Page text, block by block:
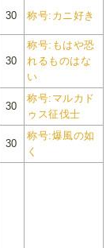
30 称号:カニ好き
30
称号:もはや恐
れるものはな
い
30
称号:マルカド
ゥス征伐士
30
称号:爆風の如
く